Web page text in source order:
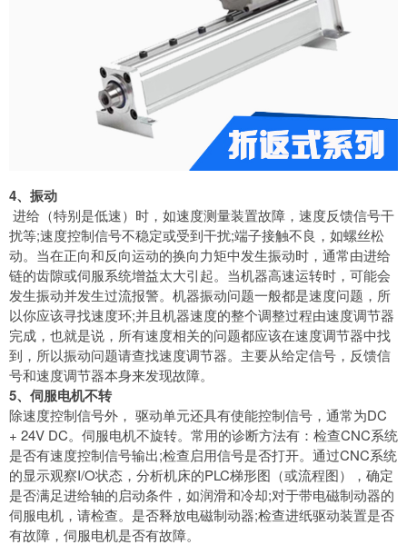
4、振动
进给（特别是低速）时，如速度测量装置故障，速度反馈信号干
扰等;速度控制信号不稳定或受到干扰;端子接触不良，如螺丝松
动。当在正向和反向运动的换向力矩中发生振动时，通常由进给
链的齿隙或伺服系统增益太大引起。当机器高速运转时，可能会
发生振动并发生过流报警。机器振动问题一般都是速度问题，所
以你应该寻找速度环;并且机器速度的整个调整过程由速度调节器
完成，也就是说，所有速度相关的问题都应该在速度调节器中找
到，所以振动问题请查找速度调节器。主要从给定信号，反馈信
号和速度调节器本身来发现故障。
5、伺服电机不转
除速度控制信号外， 驱动单元还具有使能控制信号，通常为DC
+ 24V DC。伺服电机不旋转。常用的诊断方法有：检查CNC系统
是否有速度控制信号输出;检查启用信号是否打开。通过CNC系统
的显示观察I/O状态，分析机床的PLC梯形图（或流程图），确定
是否满足进给轴的启动条件，如润滑和冷却;对于带电磁制动器的
伺服电机，请检查。是否释放电磁制动器;检查进纸驱动装置是否
有故障，伺服电机是否有故障。